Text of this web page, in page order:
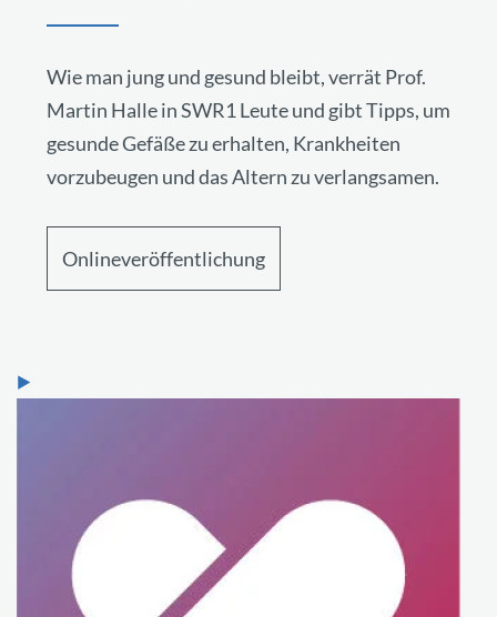
Wie man jung und gesund bleibt, verrät Prof.
Martin Halle in SWR1 Leute und gibt Tipps, um
gesunde Gefäße zu erhalten, Krankheiten
vorzubeugen und das Altern zu verlangsamen.
Onlineveröffentlichung